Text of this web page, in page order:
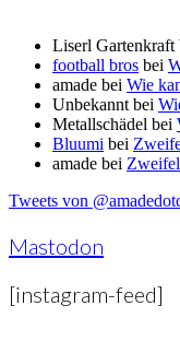
Liserl Gartenkraft
football bros bei
amade bei Wie
Unbekannt bei
Metallschädel bei
Bluumi bei
amade bei
Tweets von
Mastodon
[instagram-feed]